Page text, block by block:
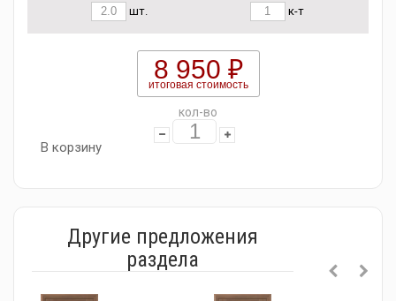
шт. к-т
8 950 ₽
итоговая стоимость
кол-во
В корзину
Другие предложения
раздела